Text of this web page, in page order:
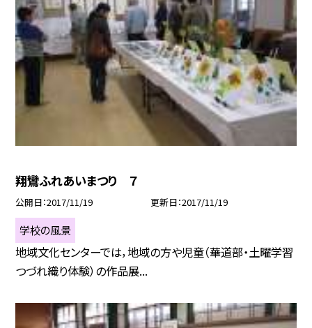
翔鸞ふれあいまつり ７
公開日 2017/11/19 更新日 2017/11/19
学校の風景
地域文化センターでは，地域の方や児童（華道部・土曜学習
つづれ織り体験）の作品展...